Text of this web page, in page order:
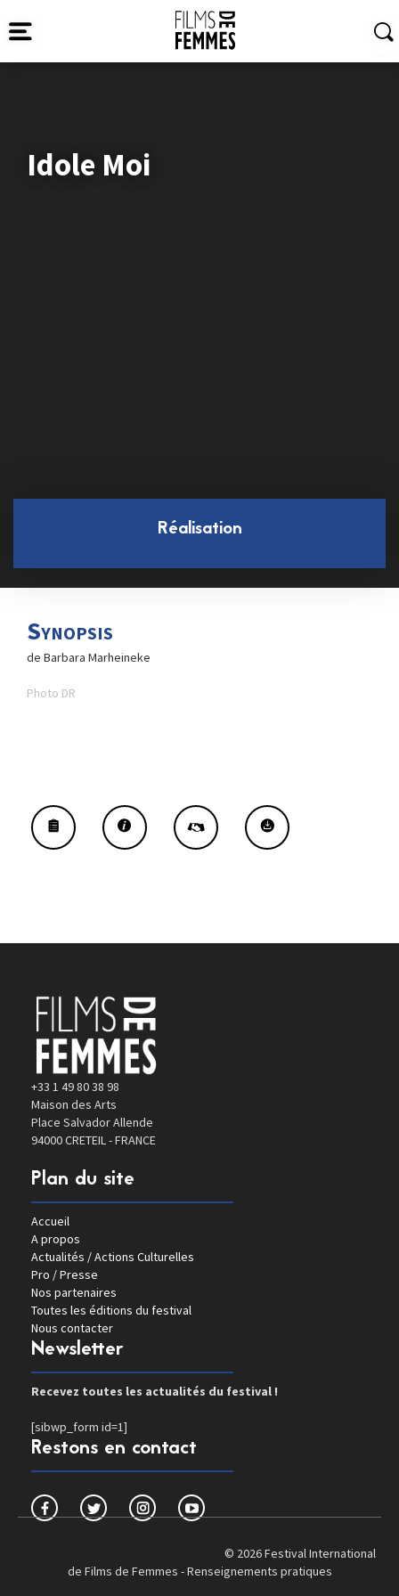
Idole Moi
Réalisation
Synopsis
de Barbara Marheineke
Photo DR
+33 1 49 80 38 98
Maison des Arts
Place Salvador Allende
94000 CRETEIL - FRANCE
Plan du site
Accueil
A propos
Actualités / Actions Culturelles
Pro / Presse
Nos partenaires
Toutes les éditions du festival
Nous contacter
Newsletter
Recevez toutes les actualités du festival !
[sibwp_form id=1]
Restons en contact
© 2026 Festival International
de Films de Femmes -Renseignements pratiques